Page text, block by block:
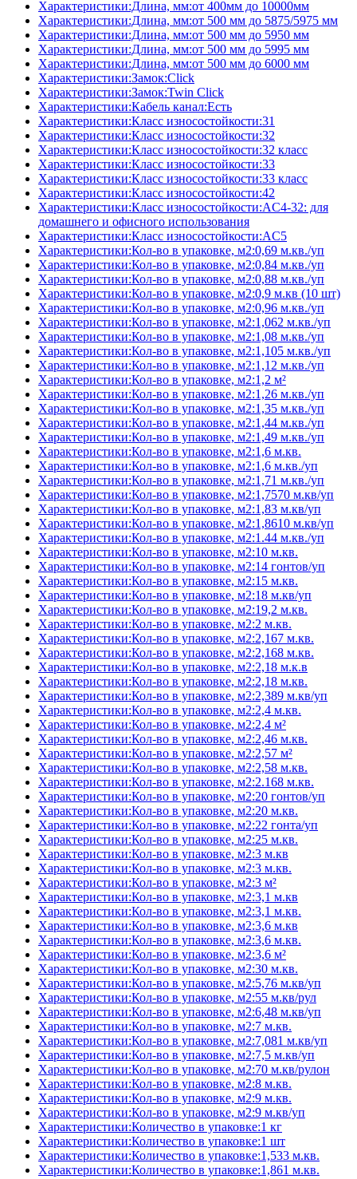
Характеристики:Длина, мм:от 400мм до 10000мм
Характеристики:Длина, мм:от 500 мм до 5875/5975 мм
Характеристики:Длина, мм:от 500 мм до 5950 мм
Характеристики:Длина, мм:от 500 мм до 5995 мм
Характеристики:Длина, мм:от 500 мм до 6000 мм
Характеристики:Замок:Click
Характеристики:Замок:Twin Click
Характеристики:Кабель канал:Есть
Характеристики:Класс износостойкости:31
Характеристики:Класс износостойкости:32
Характеристики:Класс износостойкости:32 класс
Характеристики:Класс износостойкости:33
Характеристики:Класс износостойкости:33 класс
Характеристики:Класс износостойкости:42
Характеристики:Класс износостойкости:AC4-32: для
домашнего и офисного использования
Характеристики:Класс износостойкости:AC5
Характеристики:Кол-во в упаковке, м2:0,69 м.кв./уп
Характеристики:Кол-во в упаковке, м2:0,84 м.кв./уп
Характеристики:Кол-во в упаковке, м2:0,88 м.кв./уп
Характеристики:Кол-во в упаковке, м2:0,9 м.кв (10 шт)
Характеристики:Кол-во в упаковке, м2:0,96 м.кв./уп
Характеристики:Кол-во в упаковке, м2:1,062 м.кв./уп
Характеристики:Кол-во в упаковке, м2:1,08 м.кв./уп
Характеристики:Кол-во в упаковке, м2:1,105 м.кв./уп
Характеристики:Кол-во в упаковке, м2:1,12 м.кв./уп
Характеристики:Кол-во в упаковке, м2:1,2 м²
Характеристики:Кол-во в упаковке, м2:1,26 м.кв./уп
Характеристики:Кол-во в упаковке, м2:1,35 м.кв./уп
Характеристики:Кол-во в упаковке, м2:1,44 м.кв./уп
Характеристики:Кол-во в упаковке, м2:1,49 м.кв./уп
Характеристики:Кол-во в упаковке, м2:1,6 м.кв.
Характеристики:Кол-во в упаковке, м2:1,6 м.кв./уп
Характеристики:Кол-во в упаковке, м2:1,71 м.кв./уп
Характеристики:Кол-во в упаковке, м2:1,7570 м.кв/уп
Характеристики:Кол-во в упаковке, м2:1,83 м.кв/уп
Характеристики:Кол-во в упаковке, м2:1,8610 м.кв/уп
Характеристики:Кол-во в упаковке, м2:1.44 м.кв./уп
Характеристики:Кол-во в упаковке, м2:10 м.кв.
Характеристики:Кол-во в упаковке, м2:14 гонтов/уп
Характеристики:Кол-во в упаковке, м2:15 м.кв.
Характеристики:Кол-во в упаковке, м2:18 м.кв/уп
Характеристики:Кол-во в упаковке, м2:19,2 м.кв.
Характеристики:Кол-во в упаковке, м2:2 м.кв.
Характеристики:Кол-во в упаковке, м2:2,167 м.кв.
Характеристики:Кол-во в упаковке, м2:2,168 м.кв.
Характеристики:Кол-во в упаковке, м2:2,18 м.к.в
Характеристики:Кол-во в упаковке, м2:2,18 м.кв.
Характеристики:Кол-во в упаковке, м2:2,389 м.кв/уп
Характеристики:Кол-во в упаковке, м2:2,4 м.кв.
Характеристики:Кол-во в упаковке, м2:2,4 м²
Характеристики:Кол-во в упаковке, м2:2,46 м.кв.
Характеристики:Кол-во в упаковке, м2:2,57 м²
Характеристики:Кол-во в упаковке, м2:2,58 м.кв.
Характеристики:Кол-во в упаковке, м2:2.168 м.кв.
Характеристики:Кол-во в упаковке, м2:20 гонтов/уп
Характеристики:Кол-во в упаковке, м2:20 м.кв.
Характеристики:Кол-во в упаковке, м2:22 гонта/уп
Характеристики:Кол-во в упаковке, м2:25 м.кв.
Характеристики:Кол-во в упаковке, м2:3 м.кв
Характеристики:Кол-во в упаковке, м2:3 м.кв.
Характеристики:Кол-во в упаковке, м2:3 м²
Характеристики:Кол-во в упаковке, м2:3,1 м.кв
Характеристики:Кол-во в упаковке, м2:3,1 м.кв.
Характеристики:Кол-во в упаковке, м2:3,6 м.кв
Характеристики:Кол-во в упаковке, м2:3,6 м.кв.
Характеристики:Кол-во в упаковке, м2:3,6 м²
Характеристики:Кол-во в упаковке, м2:30 м.кв.
Характеристики:Кол-во в упаковке, м2:5,76 м.кв/уп
Характеристики:Кол-во в упаковке, м2:55 м.кв/рул
Характеристики:Кол-во в упаковке, м2:6,48 м.кв/уп
Характеристики:Кол-во в упаковке, м2:7 м.кв.
Характеристики:Кол-во в упаковке, м2:7,081 м.кв/уп
Характеристики:Кол-во в упаковке, м2:7,5 м.кв/уп
Характеристики:Кол-во в упаковке, м2:70 м.кв/рулон
Характеристики:Кол-во в упаковке, м2:8 м.кв.
Характеристики:Кол-во в упаковке, м2:9 м.кв.
Характеристики:Кол-во в упаковке, м2:9 м.кв/уп
Характеристики:Количество в упаковке:1 кг
Характеристики:Количество в упаковке:1 шт
Характеристики:Количество в упаковке:1,533 м.кв.
Характеристики:Количество в упаковке:1,861 м.кв.